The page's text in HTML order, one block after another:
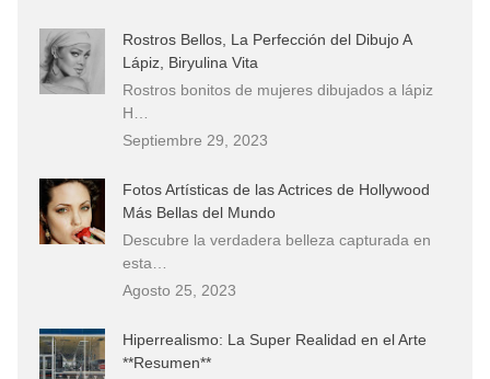
Rostros Bellos, La Perfección del Dibujo A
Lápiz, Biryulina Vita
Rostros bonitos de mujeres dibujados a lápiz
H…
Septiembre 29, 2023
Fotos Artísticas de las Actrices de Hollywood
Más Bellas del Mundo
Descubre la verdadera belleza capturada en
esta…
Agosto 25, 2023
Hiperrealismo: La Super Realidad en el Arte
**Resumen**